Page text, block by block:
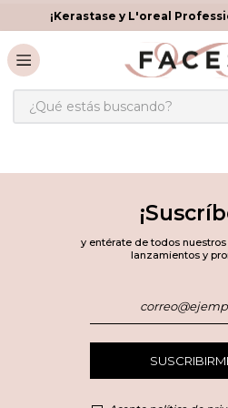
¡Kerastase y L'oreal
¿Qué estás buscando?
y entérate de todos
lanzamientos y